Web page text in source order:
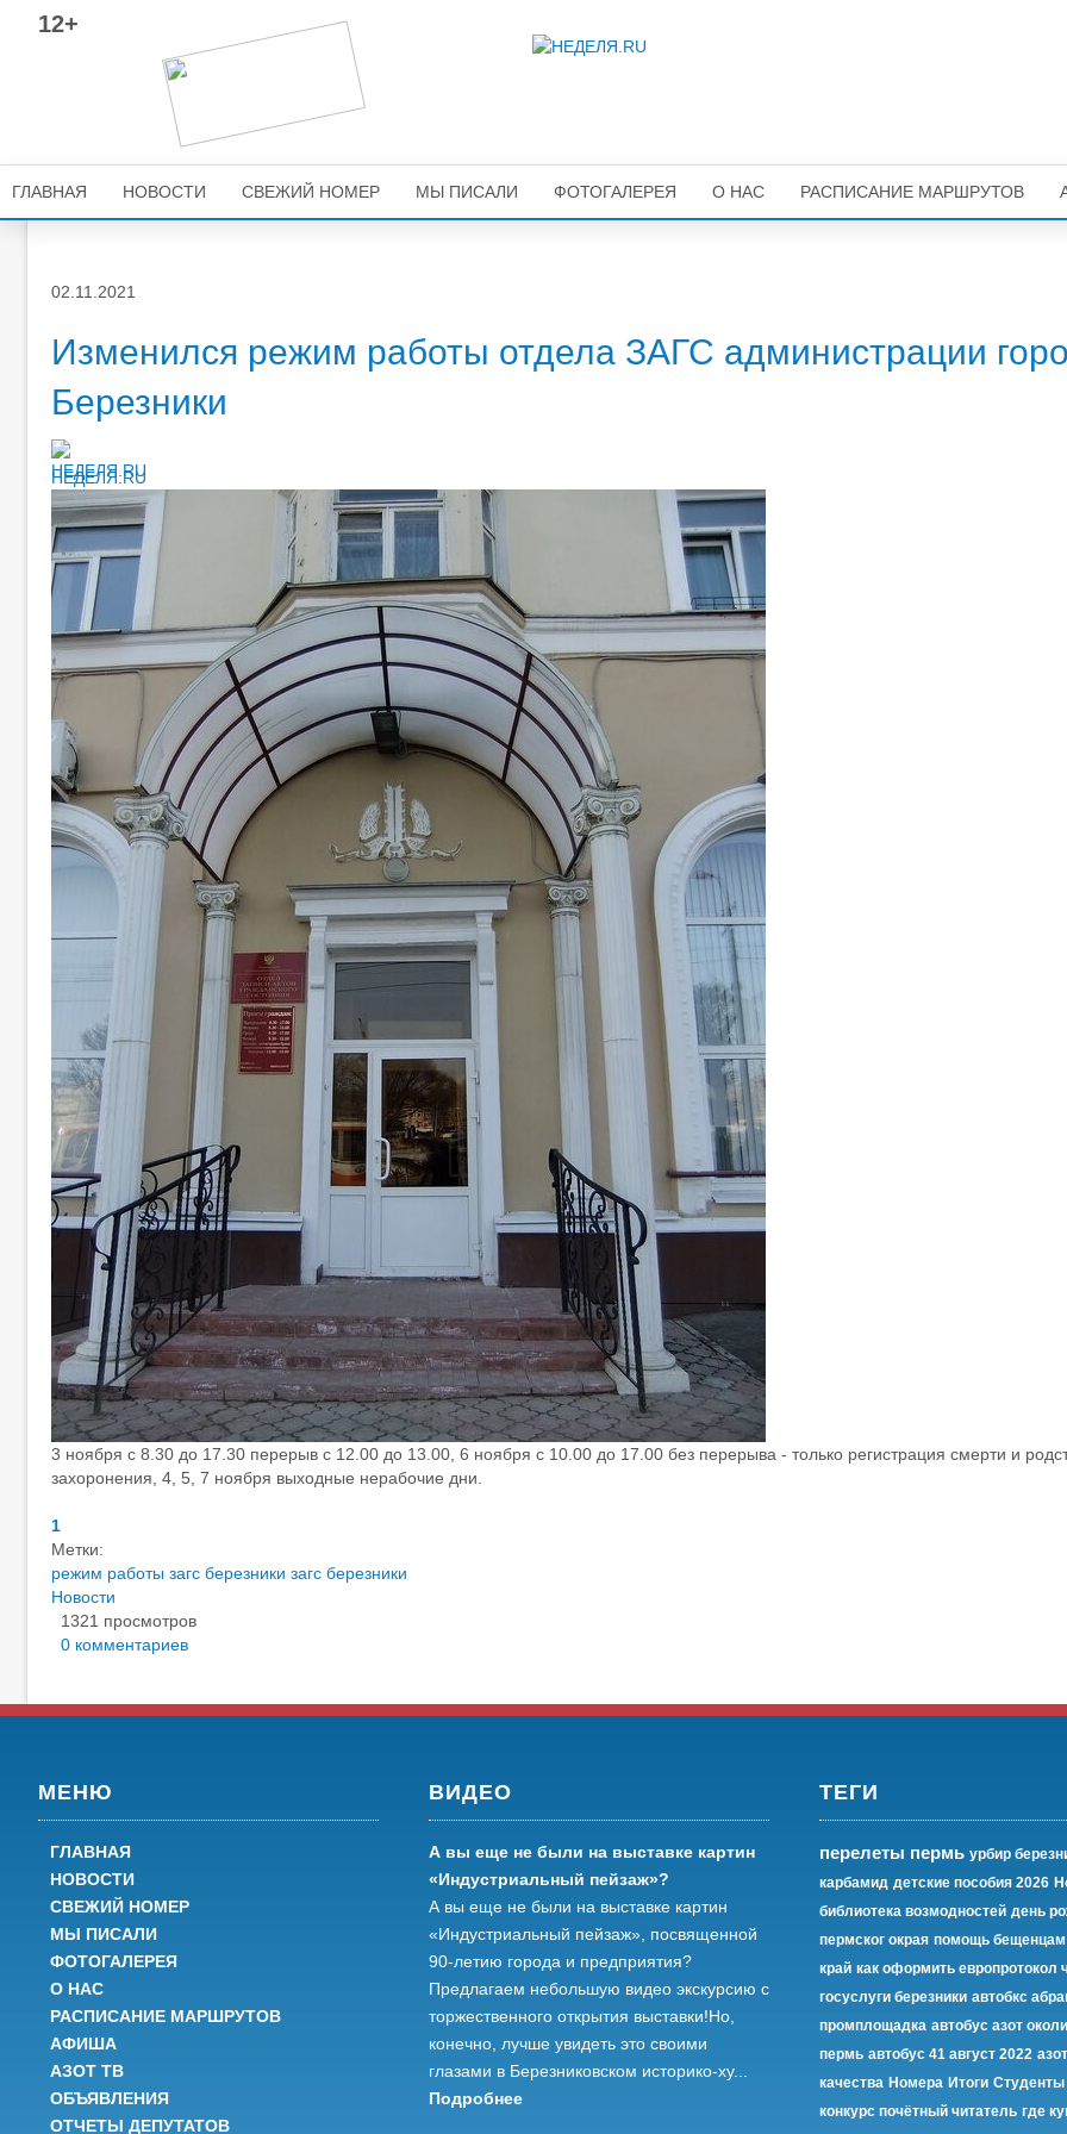
12+
ГЛАВНАЯ НОВОСТИ СВЕЖИЙ НОМЕР МЫ ПИСАЛИ ФОТОГАЛЕРЕЯ О НАС РАСПИСАНИЕ МАРШРУТОВ
02.11.2021
Изменился режим работы отдела ЗАГС администрации
Березники
НЕДЕЛЯ.RU
3 ноября с 8.30 до 17.30 перерыв с 12.00 до 13.00, 6 ноября с 10.00 до 17.00 без перерыва - только регистрация смерти и
захоронения, 4, 5, 7 ноября выходные нерабочие дни.
1
Метки:
режим работы загс березники загс березники
Новости
1321 просмотров
0 комментариев
МЕНЮ
ГЛАВНАЯ
НОВОСТИ
СВЕЖИЙ НОМЕР
МЫ ПИСАЛИ
ФОТОГАЛЕРЕЯ
О НАС
РАСПИСАНИЕ МАРШРУТОВ
АФИША
АЗОТ ТВ
ОБЪЯВЛЕНИЯ
ОТЧЕТЫ ДЕПУТАТОВ
ВИДЕО
А вы еще не были на выставке картин
«Индустриальный пейзаж»?
А вы еще не были на выставке картин
«Индустриальный пейзаж», посвященной
90-летию города и предприятия?
Предлагаем небольшую видео экскурсию с
торжественного открытия выставки!Но,
конечно, лучше увидеть это своими
глазами в Березниковском историко-ху...
Подробнее
ТЕГИ
перелеты пермь урбир
карбамид детские пособия 2026
библиотека возмодностей день
пермског окрая помощь бещенцам
край как оформить европротокол
госуслуги березники автобкс
промплощадка автобус азот
пермь автобус 41 август 2022
качества Номера Итоги Студенты
конкурс почётный читатель где